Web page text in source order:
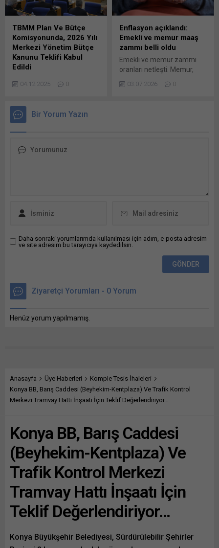
İhracatçıları Birliği (İDDMİB)
Yönetim Kurulu Başkanı
Çetin Tecdelioğlu, zor bir yılı
geride bıraktıklarını belirtti.
Yurtdışı faaliyetler rekor
kırdı, yükselişin anahtarı
oldu...
bağlantısının güçlendirilmesi
kapsamında finansman
sağlanacağı belirtildi.
Bankanın, 127 kilometrelik
İstanbul Kuzey Demiryolu
inşasını finanse etmek
üzere Türkiye’ye 750 milyon
dolarlık kredi sağlanmasını
TBMM Plan Ve Bütçe
Komisyonunda, 2026 Yılı
Merkezi Yönetim Bütçe
Kanunu Teklifi Kabul
Edildi
Bütçe Kanunu Teklifi ile
Kesin Hesap Kanunu Teklifi,
TBMM Plan ve Bütçe
Cumhurbaşkanlığı ile bağlı
2026 Yılı Merkezi Yönetim
04.12.2025 0
Enflasyon açıklandı:
Emekli ve memur maaş
zammı belli oldu
Emekli ve memur zammı
oranları netleşti. Memur,
yılda aldıkları maaş zammı
03.07.2026 0
Bir Yorum Yazın
Daha sonraki yorumlarımda kullanılması için adım, e-posta adresim
ve site adresim bu tarayıcıya kaydedilsin.
Ziyaretçi Yorumları - 0 Yorum
Henüz yorum yapılmamış.
Anasayfa Üye Haberleri
Komple Tesis İhaleleri
Konya BB, Barış Caddesi (Beyhekim-Kentplaza) Ve Trafik Kontrol
Merkezi Tramvay Hattı İnşaatı İçin Teklif Değerlendiriyor…
Konya BB, Barış Caddesi
(Beyhekim-Kentplaza) Ve
Trafik Kontrol Merkezi
Tramvay Hattı İnşaatı İçin
Teklif Değerlendiriyor…
Konya Büyükşehir Belediyesi, Sürdürülebilir Şehirler